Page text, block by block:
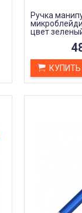
кожу
14:23
Ручка
цвет
КУПИТЬ